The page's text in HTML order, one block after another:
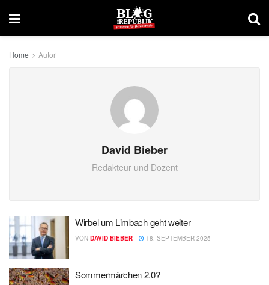
Home Autor
David Bieber
Redakteur und Dozent
Wirbel um Limbach geht weiter
VON DAVID BIEBER 18. SEPTEMBER 2025
Sommermärchen 2.0?